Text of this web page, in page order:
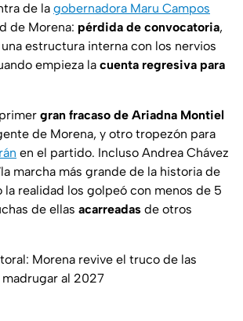
de la gobernadora Maru Campos
de Morena: pérdida de convocatoria,
estructura interna con los nervios
empieza la cuenta regresiva para
gran fracaso de Ariadna Montiel
de Morena, y otro tropezón para
en el partido. Incluso Andrea Chávez
marcha más grande de la historia de
la realidad los golpeó con menos de 5
de ellas acarreadas de otros
Morena revive el truco de las
al 2027